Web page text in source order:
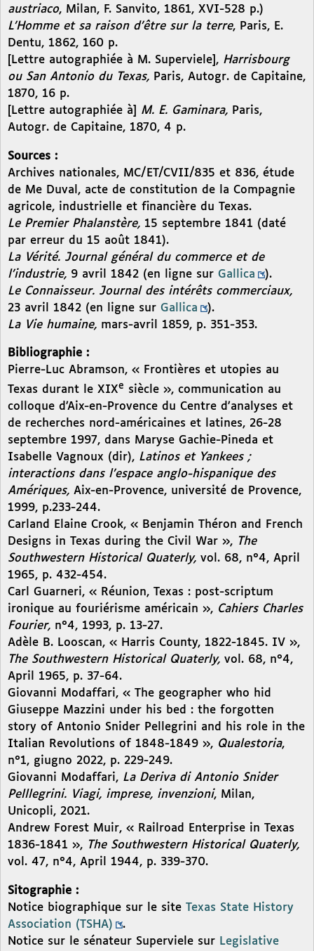
austriaco, Milan, F. Sanvito, 1861, XVI-528 p.)
L’Homme et sa raison d’être sur la terre, Paris, E.
Dentu, 1862, 160 p.
[Lettre autographiée à M. Superviele], Harrisbourg
ou San Antonio du Texas, Paris, Autogr. de Capitaine,
1870, 16 p.
[Lettre autographiée à]
M. E. Gaminara, Paris,
Autogr. de Capitaine, 1870, 4 p.
Sources :
Archives nationales, MC/ET/CVII/835 et 836, étude
de Me Duval, acte de constitution de la Compagnie
agricole, industrielle et financière du Texas.
Le Premier Phalanstère, 15 septembre 1841 (daté
par erreur du 15 août 1841).
La Vérité. Journal général du commerce et de
l’industrie, 9 avril 1842 (en ligne sur Gallica
).
Le Connaisseur. Journal des intérêts commerciaux,
23 avril 1842 (en ligne sur Gallica
).
La Vie humaine, mars-avril 1859, p. 351-353.
Bibliographie :
Pierre-Luc Abramson, « Frontières et utopies au
Texas durant le XIXe siècle », communication au
colloque d’Aix-en-Provence du Centre d’analyses et
de recherches nord-américaines et latines, 26-28
septembre 1997, dans Maryse Gachie-Pineda et
Isabelle Vagnoux (dir), Latinos et Yankees ;
interactions dans l’espace anglo-hispanique des
Amériques, Aix-en-Provence, université de Provence,
1999, p.233-244.
Carland Elaine Crook, « Benjamin Théron and French
Designs in Texas during the Civil War », The
Southwestern Historical Quaterly, vol. 68, n°4, April
1965, p. 432-454.
Carl Guarneri, « Réunion, Texas : post-scriptum
ironique au fouriérisme américain », Cahiers Charles
Fourier, n°4, 1993, p. 13-27.
Adèle B. Looscan, « Harris County, 1822-1845. IV »,
The Southwestern Historical Quaterly, vol. 68, n°4,
April 1965, p. 37-64.
Giovanni Modaffari, « The geographer who hid
Giuseppe Mazzini under his bed : the forgotten
story of Antonio Snider Pellegrini and his role in the
Italian Revolutions of 1848-1849 », Qualestoria,
n°1, giugno 2022, p. 229-249.
Giovanni Modaffari, La Deriva di Antonio Snider
Pelllegrini. Viagi, imprese, invenzioni, Milan,
Unicopli, 2021.
Andrew Forest Muir, « Railroad Enterprise in Texas
1836-1841 », The Southwestern Historical Quaterly,
vol. 47, n°4, April 1944, p. 339-370.
Sitographie :
Notice biographique sur le site Texas State History
Association (TSHA)
.
Notice sur le sénateur Superviele sur Legislative